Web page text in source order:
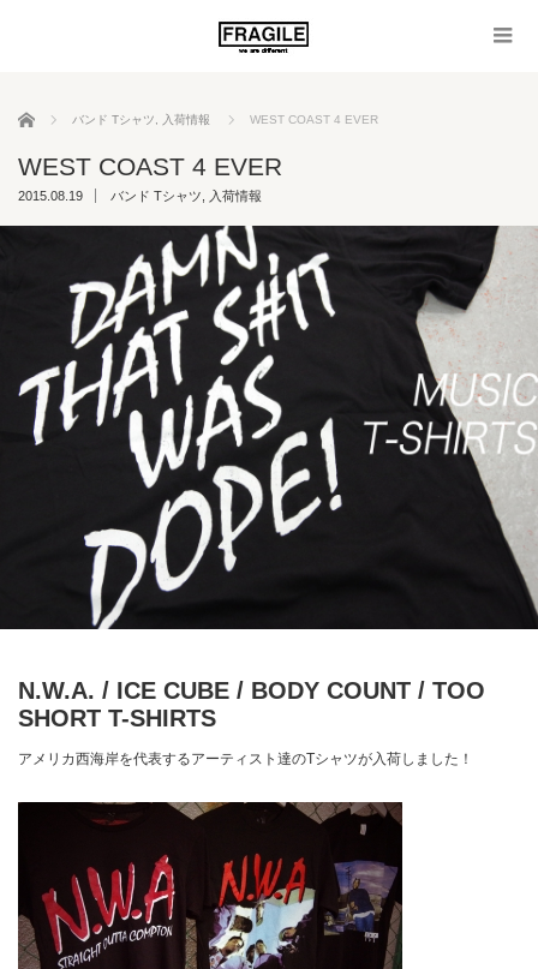
ホーム バンド Tシャツ 入荷情報 WEST COAST 4 EVER
WEST COAST 4 EVER
2015.08.19 バンド Tシャツ 入荷情報
N.W.A. / ICE CUBE / BODY COUNT / TOO
SHORT T-SHIRTS
アメリカ西海岸を代表するアーティスト達のTシャツが入荷しました！